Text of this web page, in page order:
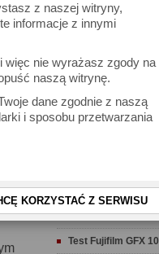
z naszej witryny,
informacje z innymi
więc nie wyrażasz zgody na
naszą witrynę.
dane zgodnie z naszą
i sposobu przetwarzania
KORZYSTAĆ Z SERWISU
się
Test Carl Zeiss
Test Delta Optical
Test Sirui Aurora
Test Swarovski CL
Test Fujifilm GFX